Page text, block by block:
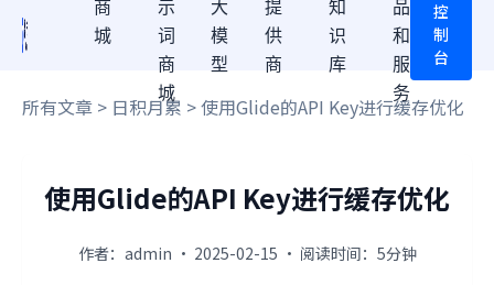
商
城
示
词
商
城
大
模
型
提
供
商
知
识
库
品
和
服
务
控
制
台
所有文章 > 日积月累 > 使用Glide的API Key进行缓存优化
使用Glide的API Key进行缓存优化
作者：admin · 2025-02-15 · 阅读时间：5分钟